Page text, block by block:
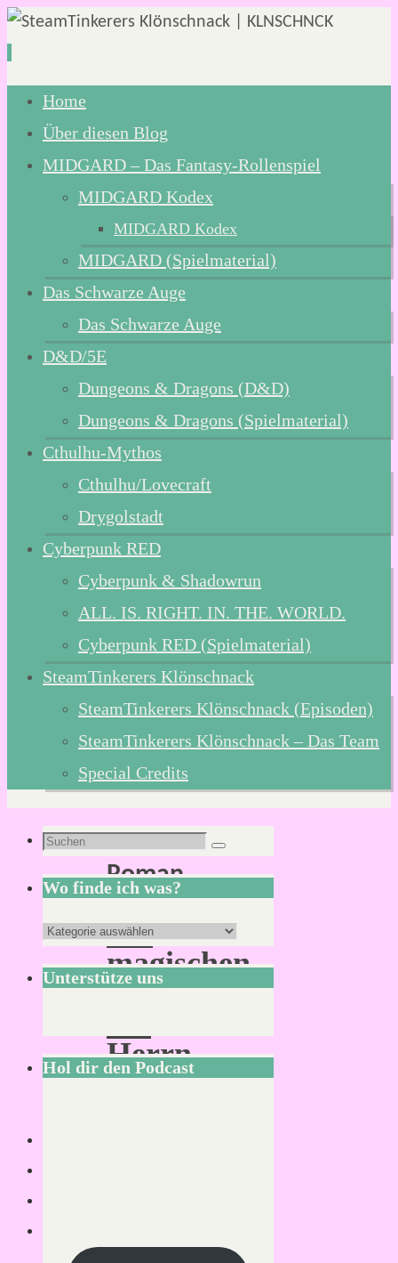
Zum
Inhalt
springen
Home
Über diesen Blog
MIDGARD – Das Fantasy-Rollenspiel
MIDGARD Kodex
MIDGARD Kodex
MIDGARD (Spielmaterial)
Das Schwarze Auge
Das Schwarze Auge
D&D/5E
Dungeons & Dragons (D&D)
Dungeons & Dragons (Spielmaterial)
Cthulhu-Mythos
Cthulhu/Lovecraft
Drygolstadt
Cyberpunk RED
Cyberpunk & Shadowrun
ALL. IS. RIGHT. IN. THE. WORLD.
Cyberpunk RED (Spielmaterial)
SteamTinkerers Klönschnack
SteamTinkerers Klönschnack (Episoden)
SteamTinkerers Klönschnack – Das Team
Special Credits
Schlagwort:
Roman
Die
magischen
Reisen
Herrn
Alexander
Suchen
nach:
Suchen
Wo finde ich was?
Wo
finde
ich
Unterstütze uns
Hol dir den Podcast